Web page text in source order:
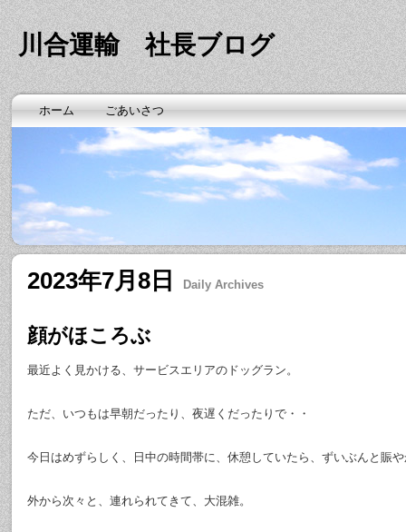
川合運輸 社長ブログ
ホーム ごあいさつ
2023年7月8日 Daily Archives
顔がほころぶ
最近よく見かける、サービスエリアのドッグラン。
ただ、いつもは早朝だったり、夜遅くだったりで・・
今日はめずらしく、日中の時間帯に、休憩していたら、ずいぶんと賑
外から次々と、連れられてきて、大混雑。